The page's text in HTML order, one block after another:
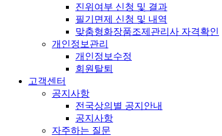
진위여부 신청 및 결과
필기면제 신청 및 내역
맞춤형화장품조제관리사 자격확인
개인정보관리
개인정보수정
회원탈퇴
고객센터
공지사항
전국상의별 공지안내
공지사항
자주하는 질문